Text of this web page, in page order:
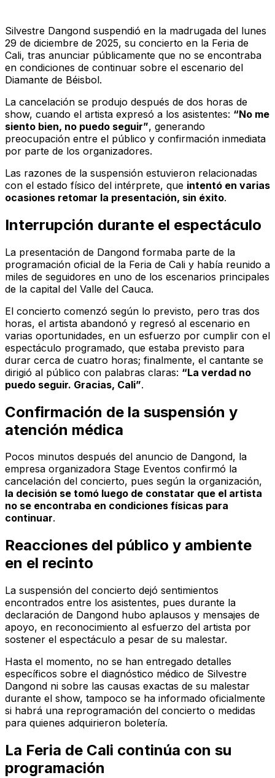
Silvestre Dangond suspendió en la madrugada del lunes
29 de diciembre de 2025, su concierto en la Feria de
Cali, tras anunciar públicamente que no se encontraba
en condiciones de continuar sobre el escenario del
Diamante de Béisbol.
La cancelación se produjo después de dos horas de
show, cuando el artista expresó a los asistentes: “No me
siento bien, no puedo seguir”, generando
preocupación entre el público y confirmación inmediata
por parte de los organizadores.
Las razones de la suspensión estuvieron relacionadas
con el estado físico del intérprete, que intentó en varias
ocasiones retomar la presentación, sin éxito.
Interrupción durante el espectáculo
La presentación de Dangond formaba parte de la
programación oficial de la Feria de Cali y había reunido a
miles de seguidores en uno de los escenarios principales
de la capital del Valle del Cauca.
El concierto comenzó según lo previsto, pero tras dos
horas, el artista abandonó y regresó al escenario en
varias oportunidades, en un esfuerzo por cumplir con el
espectáculo programado, que estaba previsto para
durar cerca de cuatro horas; finalmente, el cantante se
dirigió al público con palabras claras: “La verdad no
puedo seguir. Gracias, Cali”.
Confirmación de la suspensión y
atención médica
Pocos minutos después del anuncio de Dangond, la
empresa organizadora Stage Eventos confirmó la
cancelación del concierto, pues según la organización,
la decisión se tomó luego de constatar que el artista
no se encontraba en condiciones físicas para
continuar.
Reacciones del público y ambiente
en el recinto
La suspensión del concierto dejó sentimientos
encontrados entre los asistentes, pues durante la
declaración de Dangond hubo aplausos y mensajes de
apoyo, en reconocimiento al esfuerzo del artista por
sostener el espectáculo a pesar de su malestar.
Hasta el momento, no se han entregado detalles
específicos sobre el diagnóstico médico de Silvestre
Dangond ni sobre las causas exactas de su malestar
durante el show, tampoco se ha informado oficialmente
si habrá una reprogramación del concierto o medidas
para quienes adquirieron boletería.
La Feria de Cali continúa con su
programación